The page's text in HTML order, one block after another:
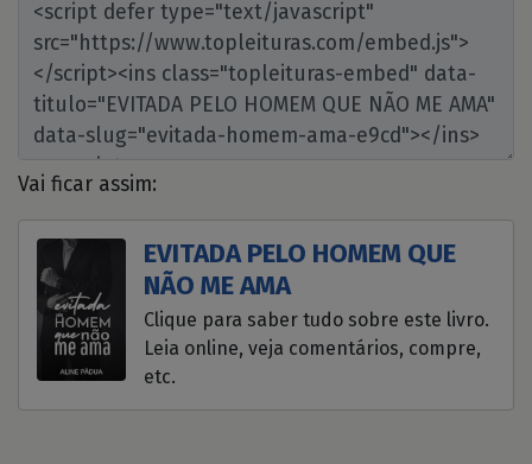
Vai ficar assim:
EVITADA PELO HOMEM QUE
NÃO ME AMA
Clique para saber tudo sobre este livro.
Leia online, veja comentários, compre,
etc.